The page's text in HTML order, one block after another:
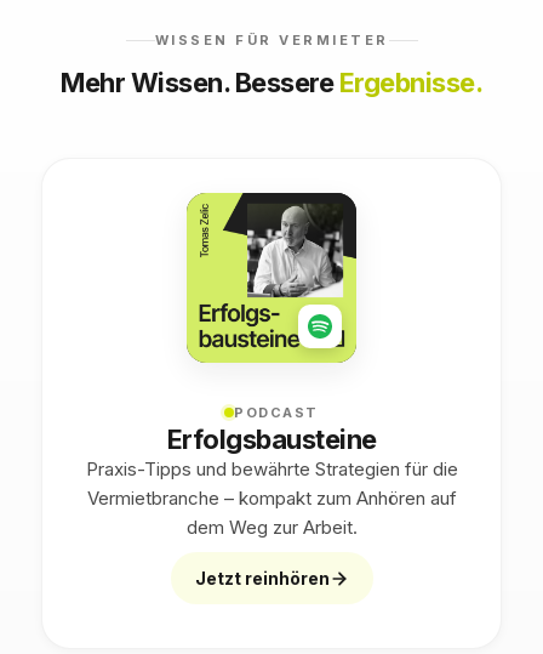
WISSEN FÜR VERMIETER
Mehr Wissen. BessereErgebnisse.
PODCAST
Erfolgsbausteine
Praxis-Tipps und bewährte Strategien für die
Vermietbranche – kompakt zum Anhören auf
dem Weg zur Arbeit.
Jetzt reinhören